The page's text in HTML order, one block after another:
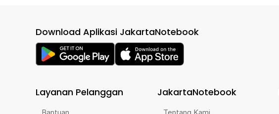
Download Aplikasi JakartaNotebook
Layanan Pelanggan
Bantuan
JakartaNotebook
Tentang Kami